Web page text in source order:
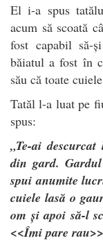
El i-a spus
acum să scoată
fost capabil să-
băiatul a fost în
său că toate
Tatăl l-a luat pe
spus:
„Te-ai
din gard.
spui anumite
cuiele lasă o
om și apoi să-l
<<Îmi pare